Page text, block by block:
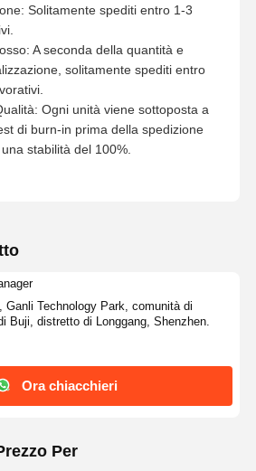
Solitamente spediti entro 1-3
A seconda della quantità e
solitamente spediti entro
Ogni unità viene sottoposta a
di burn-in prima della spedizione
stabilità del 100%.
Ganli Technology Park, comunità di
Buji, distretto di Longgang, Shenzhen.
Ora chiacchieri
Per